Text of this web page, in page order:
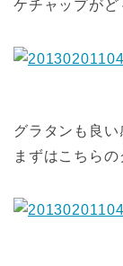
ケチャップがど
グラタンも良い
まずはこちら